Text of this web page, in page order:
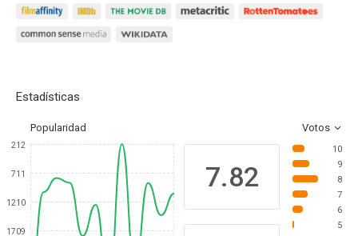
Estadísticas
Popularidad Votos
212
711
1210
1709
7.82
10
9
8
7
6
5